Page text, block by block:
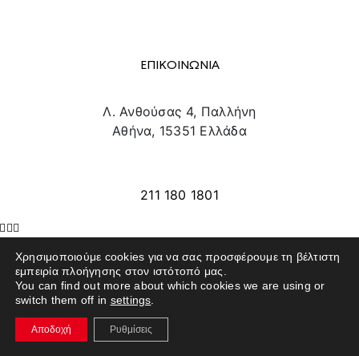
ΕΠΙΚΟΙΝΩΝΙΑ
Λ. Ανθούσας 4, Παλλήνη
Αθήνα, 15351 Ελλάδα
211 180 1801
SITE MAP
ΕΚΘΕΤΕΣ
ΕΠΙΣΚΕΠΤΕΣ
Χρησιμοποιούμε cookies για να σας προσφέρουμε τη βέλτιστη
εμπειρία πλοήγησης στον ιστότοπό μας.
You can find out more about which cookies we are using or
switch them off in settings
Αποδοχή Ρυθμίσεις